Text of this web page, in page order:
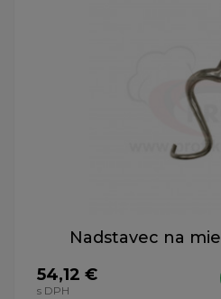
Nadstavec na
54,12 €
s DPH